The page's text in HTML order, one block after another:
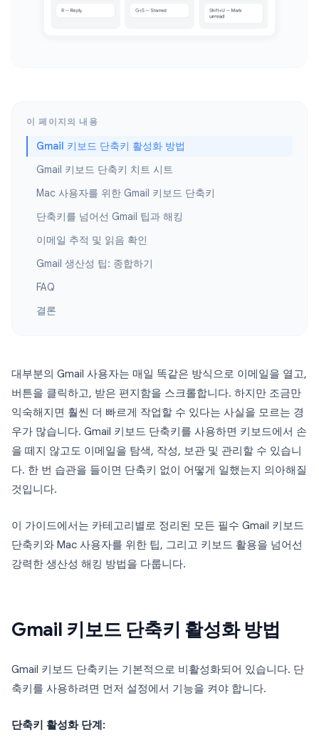
이 페이지의 내용
Gmail 키보드 단축키 활성화 방법
Gmail 키보드 단축키 치트 시트
Mac 사용자를 위한 Gmail 키보드 단축키
단축키를 넘어선 Gmail 팁과 해킹
이메일 추적 및 읽음 확인
Gmail 생산성 팁: 종합하기
FAQ
결론
대부분의 Gmail 사용자는 매일 똑같은 방식으로 이메일을 열고,
버튼을 클릭하고, 받은 편지함을 스크롤합니다. 하지만 조금만
익숙해지면 훨씬 더 빠르게 작업할 수 있다는 사실을 모르는 경
우가 많습니다. Gmail 키보드 단축키를 사용하면 키보드에서 손
을 떼지 않고도 이메일을 탐색, 작성, 보관 및 관리할 수 있습니
다. 한 번 습관을 들이면 단축키 없이 어떻게 일했는지 의아해질
것입니다.
이 가이드에서는 카테고리별로 정리된 모든 필수 Gmail 키보드
단축키와 Mac 사용자를 위한 팁, 그리고 키보드 활용을 넘어선
강력한 생산성 해킹 방법을 다룹니다.
Gmail 키보드 단축키 활성화 방법
Gmail 키보드 단축키는 기본적으로 비활성화되어 있습니다. 단
축키를 사용하려면 먼저 설정에서 기능을 켜야 합니다.
단축키 활성화 단계: